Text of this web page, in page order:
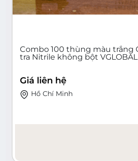
Combo 100 thùng màu trắng Găng tay kiểm
tra Nitrile không bột VGLOBAL
Giá liên hệ
Hồ Chí Minh